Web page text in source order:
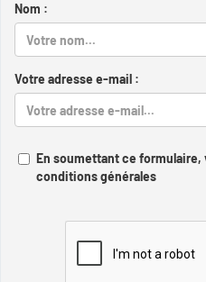
Nom :
Votre adresse e-mail :
En soumettant ce formulaire,
conditions générales